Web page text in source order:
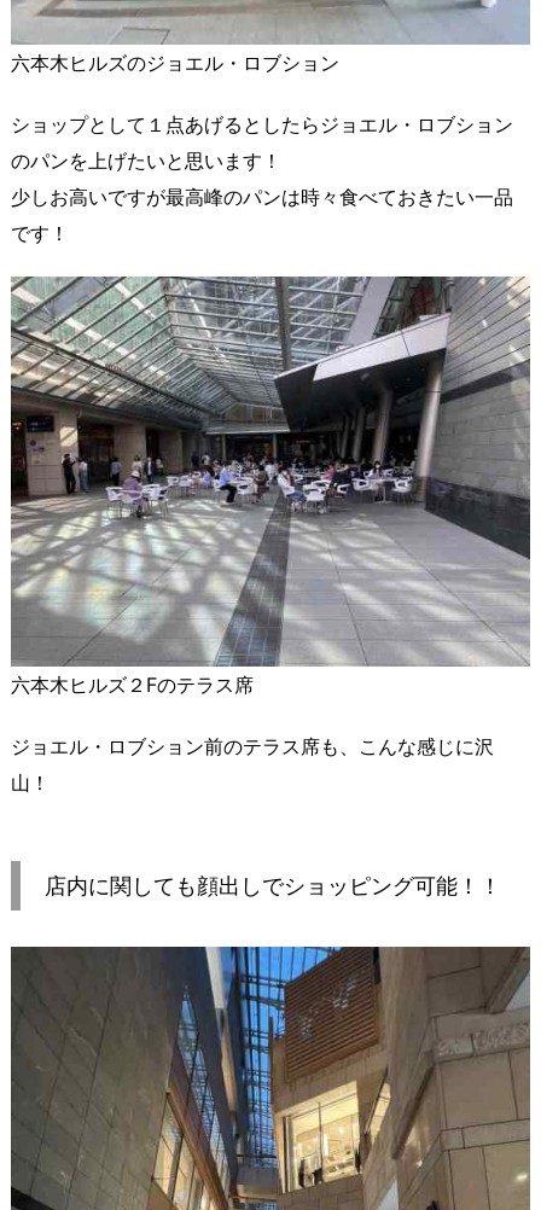
六本木ヒルズのジョエル・ロブション
ショップとして１点あげるとしたらジョエル・ロブション
のパンを上げたいと思います！
少しお高いですが最高峰のパンは時々食べておきたい一品
です！
六本木ヒルズ２Fのテラス席
ジョエル・ロブション前のテラス席も、こんな感じに沢
山！
店内に関しても顔出しでショッピング可能！！